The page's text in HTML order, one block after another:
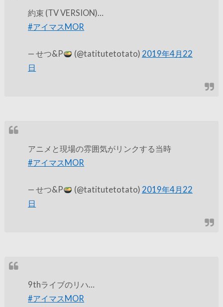
約束 (TV VERSION)…
#アイマスMOR
— せつ&P (@tatitutetotato) 2019年4月22
日
アニメと現場の雰囲気がリンクする当時
#アイマスMOR
— せつ&P (@tatitutetotato) 2019年4月22
日
9thライブのリハ…
#アイマスMOR